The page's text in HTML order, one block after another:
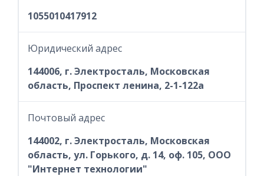
1055010417912
Юридический адрес
144006, г. Электросталь, Московская
область, Проспект ленина, 2-1-122а
Почтовый адрес
144002, г. Электросталь, Московская
область, ул. Горького, д. 14, оф. 105, ООО
"Интернет технологии"